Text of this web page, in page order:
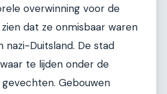
overwinning voor de
dat ze onmisbaar waren
nazi-Duitsland. De stad
te lijden onder de
Gebouwen